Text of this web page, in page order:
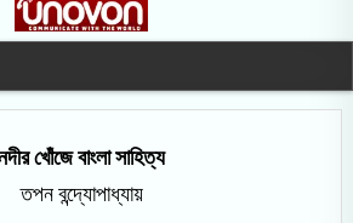
খোঁজে বাংলা সাহিত্য
তপন বন্দ্যোপাধ্যায়